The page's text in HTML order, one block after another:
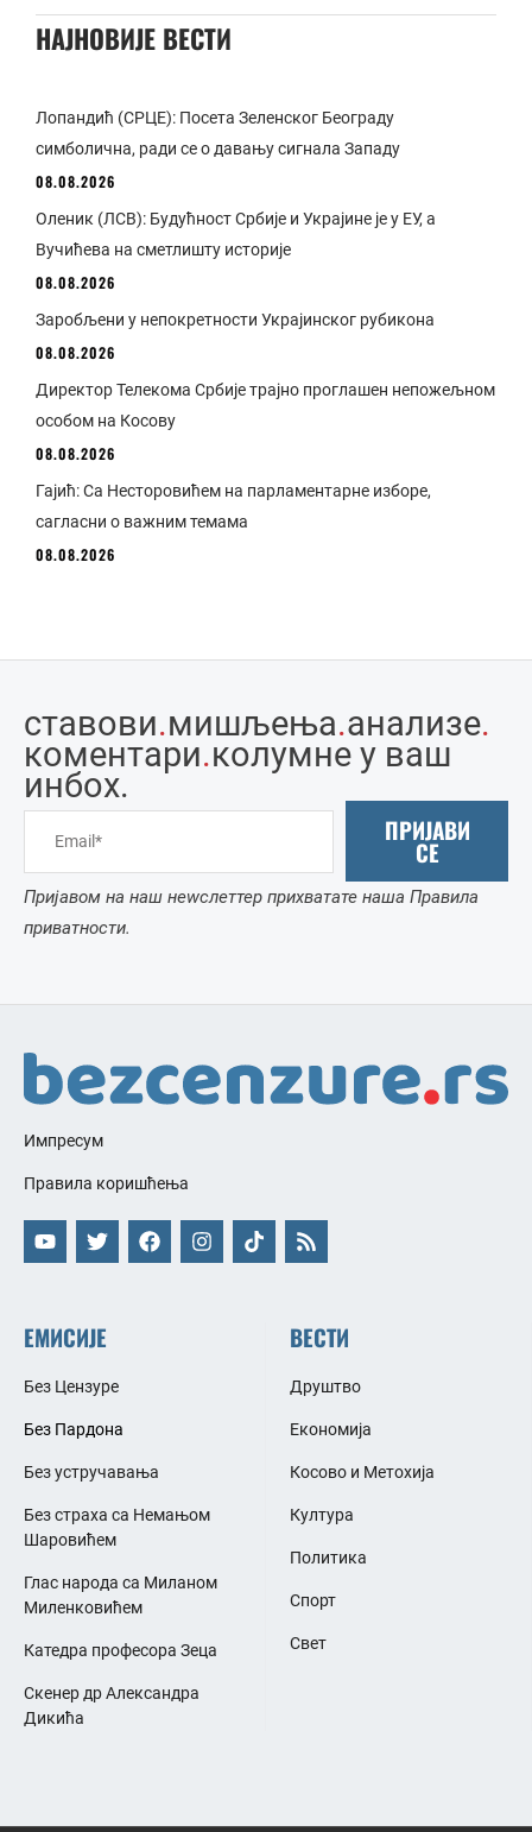
НАЈНОВИЈЕ ВЕСТИ
Лопандић (СРЦЕ): Посета Зеленског Београду
симболична, ради се о давању сигнала Западу
08.08.2026
Оленик (ЛСВ): Будућност Србије и Украјине је у ЕУ, а
Вучићева на сметлишту историје
08.08.2026
Заробљени у непокретности Украјинског рубикона
08.08.2026
Директор Телекома Србије трајно проглашен непожељном
особом на Косову
08.08.2026
Гајић: Са Несторовићем на парламентарне изборе,
сагласни о важним темама
08.08.2026
ставови.мишљења.анализе.
коментари.колумне у ваш
инбоx.
ПРИЈАВИ
СЕ
Пријавом на наш неwслеттер прихватате наша Правила
приватности.
Импресум
Правила коришћења
ЕМИСИЈЕ
Без Цензуре
Без Пардона
Без устручавања
Без страха са Немањом
Шаровићем
Глас народа са Миланом
Миленковићем
Катедра професора Зеца
Скенер др Александра
Дикића
ВЕСТИ
Друштво
Економија
Косово и Метохија
Култура
Политика
Спорт
Свет